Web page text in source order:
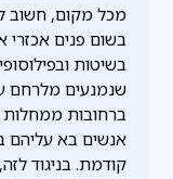
מכל מקום, חשוב
בשום פנים אכזרי
בשיטות
שנמנעים מלרחם
ברחובות
אנשים בא עליהם
קודמת. בניגוד